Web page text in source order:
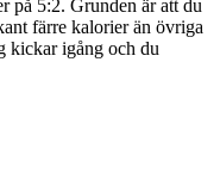
på 5:2. Grunden är att du
färre kalorier än övriga
kickar igång och du